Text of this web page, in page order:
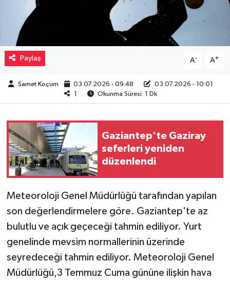
Paylaş A- A+
Samet Koçum 03.07.2026 - 09:48
03.07.2026 - 10:01
1
Okunma Süresi: 1 Dk
Gaziantep'te Gaziray
seferleri yeniden
düzenlendi
Meteoroloji Genel Müdürlüğü tarafından yapılan
son değerlendirmelere göre. Gaziantep'te az
bulutlu ve açık geçeceği tahmin ediliyor. Yurt
genelinde mevsim normallerinin üzerinde
seyredeceği tahmin ediliyor. Meteoroloji Genel
Müdürlüğü,3 Temmuz Cuma gününe ilişkin hava
Resmi İlanlar
Sağlık
Sinemalar
Siyaset
Teknoloji
Türkiye
Video Haber
Yaşam
Yeme-İçme
Yemek